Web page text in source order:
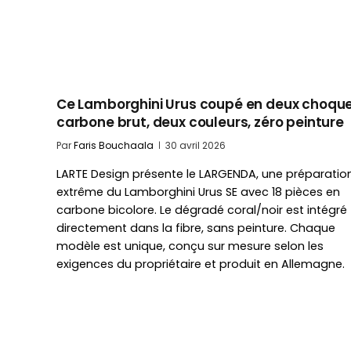
Ce Lamborghini Urus coupé en deux
carbone brut, deux couleurs, zéro peinture
ParFaris Bouchaala 30 avril 2026
LARTE Design présente le LARGENDA, une
extrême du Lamborghini Urus SE avec 18 pièces en
carbone bicolore. Le dégradé coral/noir est intégré
directement dans la fibre, sans peinture. Chaque
modèle est unique, conçu sur mesure selon les
exigences du propriétaire et produit en Allemagne.